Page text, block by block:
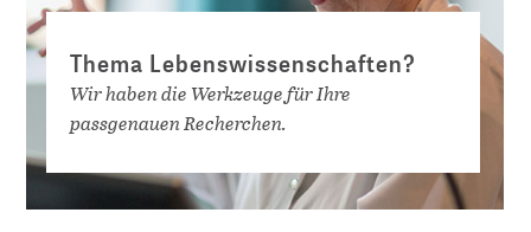
Thema Lebenswissenschaften?
Wir haben die Werkzeuge für Ihre
passgenauen Recherchen.